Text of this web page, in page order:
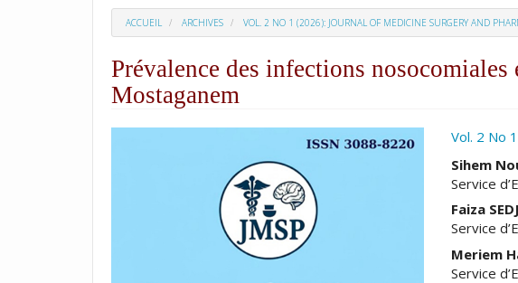
ACCUEIL ARCHIVES VOL. 2 NO 1 (2026): JOURNAL OF MEDICINE SURGERY AND
Prévalence des infections
Mostaganem
Vol. 2 No
Sihem
Service
Faiza
Service
Meriem
Service